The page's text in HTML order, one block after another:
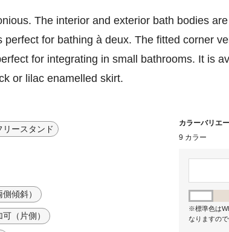
The interior and exterior bath bodies
for bathing à deux. The fitted corner
for integrating in small bathrooms. It is
or lilac enamelled skirt.
リースタンド
傾斜）
（片側）
カラーバリエ
9 カラー
※標準色は
なりますの